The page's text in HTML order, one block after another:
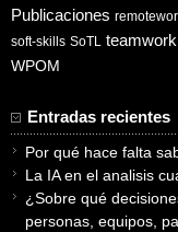
Publicaciones
soft-skills SoTL teamwork
WPOM
Entradas recientes
Por qué hace falta
La IA en el analisis
¿Sobre qué
personas, equipos,